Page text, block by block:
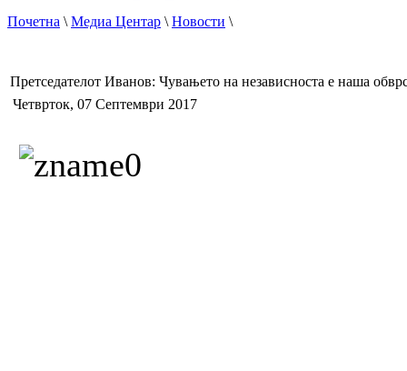
Почетна \Медиа Центар \Новости \
Претседателот Иванов: Чувањето на независноста е наша
Четврток, 07 Септември 2017